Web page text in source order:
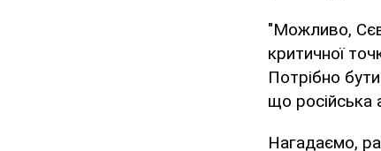
"Можливо,
критичної
Потрібно
що російська
Нагадаємо,